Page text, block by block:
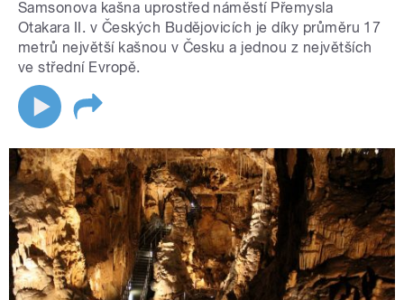
Samsonova kašna uprostřed náměstí Přemysla
Otakara II. v Českých Budějovicích je díky průměru 17
metrů největší kašnou v Česku a jednou z největších
ve střední Evropě.